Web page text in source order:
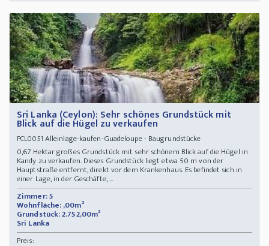
Sri Lanka (Ceylon): Sehr schönes Grundstück mit
Blick auf die Hügel zu verkaufen
PCL0051 Alleinlage-kaufen-Guadeloupe - Baugrundstücke
0,67 Hektar großes Grundstück mit sehr schönem Blick auf die Hügel in
Kandy zu verkaufen. Dieses Grundstück liegt etwa 50 m von der
Hauptstraße entfernt, direkt vor dem Krankenhaus. Es befindet sich in
einer Lage, in der Geschäfte, ...
Zimmer: 5
Wohnfläche: ,00m²
Grundstück: 2.752,00m²
Sri Lanka
Preis: